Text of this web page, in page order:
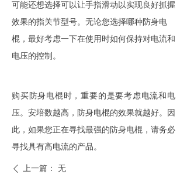
可能还想选择可以让手指滑动以实现良好抓握
效果的指关节型号。无论您选择哪种防身电
棍 ，最好考虑一下在使用时如何保持对电流和
电压的控制。
购买防身电棍时，重要的是要考虑电流和电
压。安培数越高， 防身电棍的效果就越好。因
此，如果您正在寻找最强的 防身电棍 ，请务必
寻找具有高电流的产品。
ꄴ 上一篇： 无